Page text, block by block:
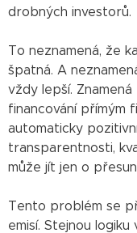
drobných investorů.
To neznamená, že
špatná. A
vždy lepší.
financování přímým
automaticky
transparentnosti,
může jít jen o
Tento problém se
emisí. Stejnou logiku